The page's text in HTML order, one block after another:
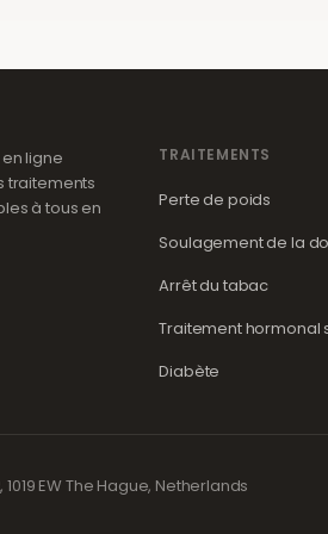
ligne
traitements
à tous en
TRAITEMENTS
Perte de poids
Soulagement de la
Arrêt du tabac
Traitement hormonal
Diabète
EW The Hague, Netherlands